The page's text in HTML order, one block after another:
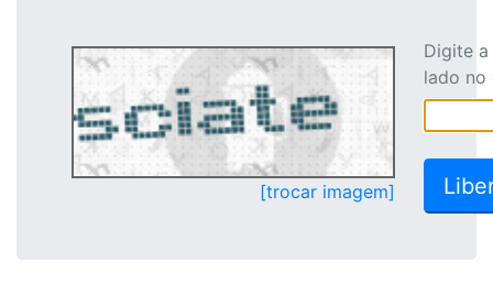
[trocar imagem]
Digite
lado no